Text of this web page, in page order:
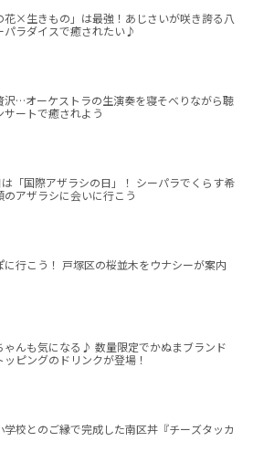
花×生きもの」は最強！あじさいが咲き誇る八
パラダイスで癒されたい♪
沢…オーケストラの生演奏を寝そべりながら聴
サートで癒されよう
「国際アザラシの日」！ シーパラでくらす希
のアザラシに会いに行こう
に行こう！ 戸塚区の桜並木をウナシーが案内
ゃんも気になる♪ 数量限定でかぬまブランド
ッピングのドリンクが登場！
学校とのご縁で完成した南区丼『チーズタッカ